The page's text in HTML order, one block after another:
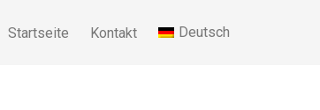
Startseite Kontakt Deutsch